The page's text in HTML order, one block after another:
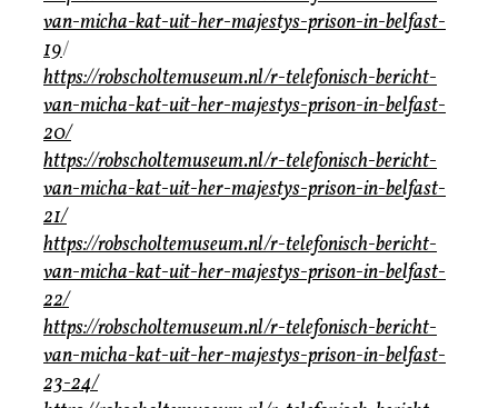
van-micha-kat-uit-her-majestys-prison-in-belfast-
19/
https://robscholtemuseum.nl/r-telefonisch-bericht-
van-micha-kat-uit-her-majestys-prison-in-belfast-
20/
https://robscholtemuseum.nl/r-telefonisch-bericht-
van-micha-kat-uit-her-majestys-prison-in-belfast-
21/
https://robscholtemuseum.nl/r-telefonisch-bericht-
van-micha-kat-uit-her-majestys-prison-in-belfast-
22/
https://robscholtemuseum.nl/r-telefonisch-bericht-
van-micha-kat-uit-her-majestys-prison-in-belfast-
23-24/